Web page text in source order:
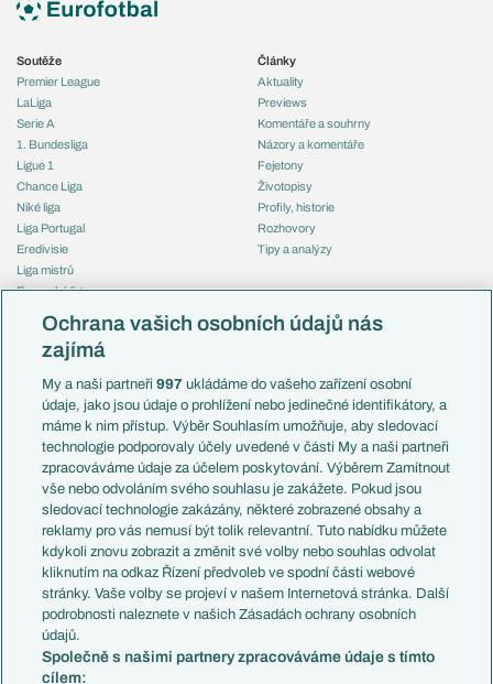
Soutěže
Premier League
LaLiga
Serie A
1. Bundesliga
Ligue 1
Chance Liga
Niké liga
Liga Portugal
Eredivisie
Liga mistrů
Evropská liga
Mistrovství světa
Liga národů
Témata
Představení týmů MS
EuroSkauting
PL v kostce
Evropské koeficienty
Přestupy
Přestupové spekulace
Zranění
Kluby
Arsenal FC
Chelsea FC
Manchester United
AC Milán
Články
Aktuality
Previews
Komentáře a souhrny
Názory a komentáře
Fejetony
Životopisy
Profily, historie
Rozhovory
Tipy a analýzy
Česko
Francie
Itálie
Německo
Španělsko
Argentina
Brazílie
Přestupy
Zápasy
Livescore
Tipovací soutěž
Ochrana vašich osobních údajů nás
zajímá
My a naši partneři997 ukládáme do vašeho zařízení osobní
údaje, jako jsou údaje o prohlížení nebo jedinečné identifikátory, a
máme k nim přístup. Výběr Souhlasím umožňuje, aby sledovací
technologie podporovaly účely uvedené v části My a naši partneři
zpracováváme údaje za účelem poskytování. Výběrem Zamítnout
vše nebo odvoláním svého souhlasu je zakážete. Pokud jsou
sledovací technologie zakázány, některé zobrazené obsahy a
reklamy pro vás nemusí být tolik relevantní. Tuto nabídku můžete
kdykoli znovu zobrazit a změnit své volby nebo souhlas odvolat
kliknutím na odkaz Řízení předvoleb ve spodní části webové
stránky. Vaše volby se projeví v našem Internetová stránka. Další
podrobnosti naleznete v našich Zásadách ochrany osobních
údajů.
Společně s našimi partnery zpracováváme údaje s tímto
cílem: